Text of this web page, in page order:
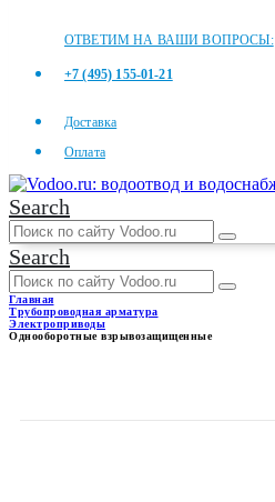
ОТВЕТИМ НА ВАШИ ВОПРОСЫ:
+7 (495) 155-01-21
Доставка
Оплата
Search
Search
Главная
Трубопроводная арматура
Электроприводы
Однооборотные взрывозащищенные